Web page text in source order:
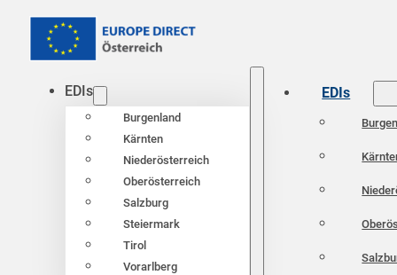
EDIs
Burgenland
Kärnten
Niederösterreich
Oberösterreich
Salzburg
Steiermark
Tirol
Vorarlberg
EDIs